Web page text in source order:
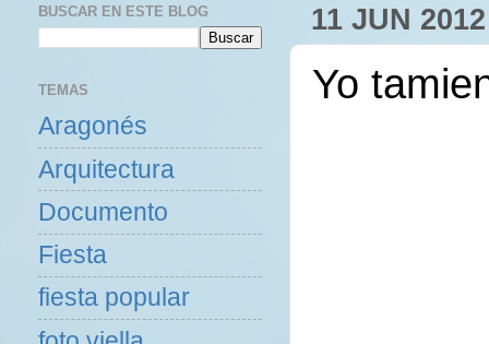
11 JUN 2012
Yo
BUSCAR EN ESTE BLOG
TEMAS
Aragonés
Arquitectura
Documento
Fiesta
fiesta popular